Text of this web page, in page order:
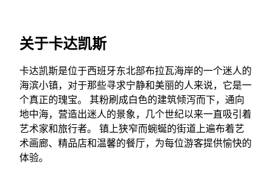
关于卡达凯斯
卡达凯斯是位于西班牙东北部布拉瓦海岸的一个迷人的
海滨小镇，对于那些寻求宁静和美丽的人来说，它是一
个真正的瑰宝。 其粉刷成白色的建筑倾泻而下，通向
地中海，营造出迷人的景象，几个世纪以来一直吸引着
艺术家和旅行者。 镇上狭窄而蜿蜒的街道上遍布着艺
术画廊、精品店和温馨的餐厅，为每位游客提供愉快的
体验。